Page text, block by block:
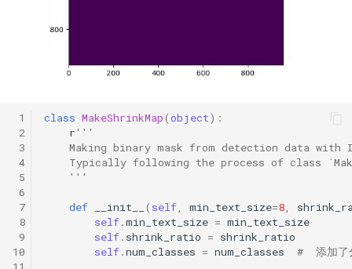
1
2
3
4
5
6
7
8
9
10
class MakeShrinkMap(object):
r'''
Making binary mask from detection data with
Typically following the process of class
    '''
def __init__ ( self, min_text_size=8,
self.min_text_size = min_text_size
self. shrink_ratio = shrink_ratio
self.num_classes = num_classes #  添加了